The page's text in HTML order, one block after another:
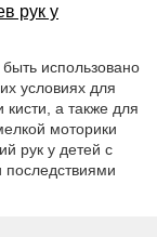
рук у
использовано
условиях для
кисти, а также для
моторики
рук у детей с
последствиями